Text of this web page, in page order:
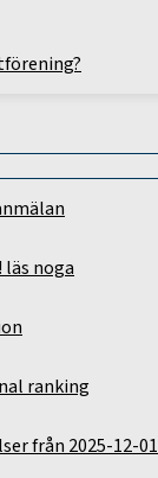
noga
ranking
från 2025-12-01